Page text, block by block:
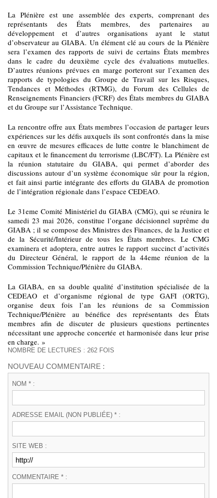
La Plénière est une assemblée des experts, comprenant des
représentants des États membres, des partenaires au
développement et d’autres organisations ayant le statut
d’observateur au GIABA. Un élément clé au cours de la Plénière
sera l’examen des rapports de suivi de certains États membres
dans le cadre du deuxième cycle des évaluations mutuelles.
D’autres réunions prévues en marge porteront sur l’examen des
rapports de typologies du Groupe de Travail sur les Risques,
Tendances et Méthodes (RTMG), du Forum des Cellules de
Renseignements Financiers (FCRF) des États membres du GIABA
et du Groupe sur l’Assistance Technique.
La rencontre offre aux États membres l’occasion de partager leurs
expériences sur les défis auxquels ils sont confrontés dans la mise
en œuvre de mesures efficaces de lutte contre le blanchiment de
capitaux et le financement du terrorisme (LBC/FT). La Plénière est
la réunion statutaire du GIABA, qui permet d’aborder des
discussions autour d’un système économique sûr pour la région,
et fait ainsi partie intégrante des efforts du GIABA de promotion
de l’intégration régionale dans l’espace CEDEAO.
Le 31emeComité Ministériel du GIABA (CMG), qui se réunira le
samedi 23 mai 2026, constitue l’organe décisionnel suprême du
GIABA ; il se compose des Ministres des Finances, de la Justice et
de la Sécurité/Intérieur de tous les États membres. Le CMG
examinera et adoptera, entre autres le rapport succinct d’activités
du Directeur Général, le rapport de la 44eme réunion de la
Commission Technique/Plénière du GIABA.
La GIABA, en sa double qualité d’institution spécialisée de la
CEDEAO et d’organisme régional de type GAFI (ORTG),
organise deux fois l’an les réunions de sa Commission
Technique/Plénière au bénéfice des représentants des États
membres afin de discuter de plusieurs questions pertinentes
nécessitant une approche concertée et harmonisée dans leur prise
en charge. »
NOMBRE DE LECTURES : 262 FOIS
NOUVEAU COMMENTAIRE :
NOM * :
ADRESSE EMAIL (NON PUBLIÉE) * :
SITE WEB :
COMMENTAIRE * :